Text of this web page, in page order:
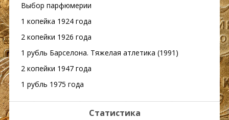
Выбор парфюмерии
1 копейка 1924 года
2 копейки 1926 года
1 рубль Барселона. Тяжелая атлетика (1991)
2 копейки 1947 года
1 рубль 1975 года
Статистика